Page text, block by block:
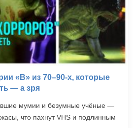
«B» из 70–90-х, которые
— а зря
мумии и безумные учёные —
что пахнут VHS и подлинным